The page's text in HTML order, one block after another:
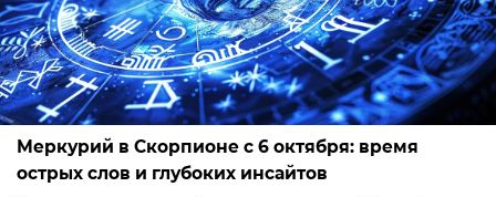
Меркурий в Скорпионе с 6 октября: время
острых слов и глубоких инсайтов